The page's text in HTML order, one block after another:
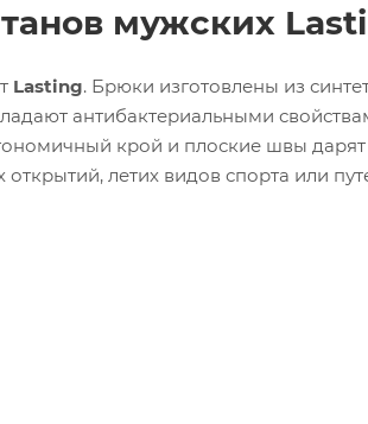
мужских
Lasting. Брюки изготовлены из
антибактериальными
крой и плоские швы
открытий, летих видов спорта или